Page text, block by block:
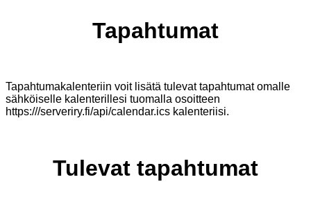
Tapahtumat
Tapahtumakalenteriin voit lisätä tulevat tapahtumat omalle
sähköiselle kalenterillesi tuomalla osoitteen
https:///serveriry.fi/api/calendar.ics kalenteriisi.
Tulevat tapahtumat